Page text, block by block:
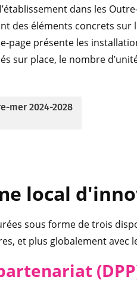
dans les
des éléments concrets
présente les
sur place, le nombre
mer 2024-2028
local
sous forme de trois
et plus globalement avec